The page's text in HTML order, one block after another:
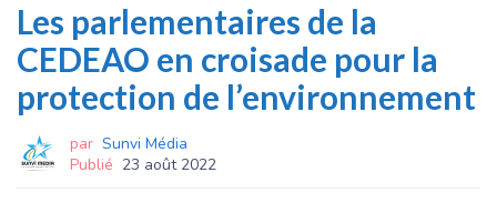
Les parlementaires de la
CEDEAO en croisade pour la
protection de l’environnement
par Sunvi Média
Publié 23 août 2022